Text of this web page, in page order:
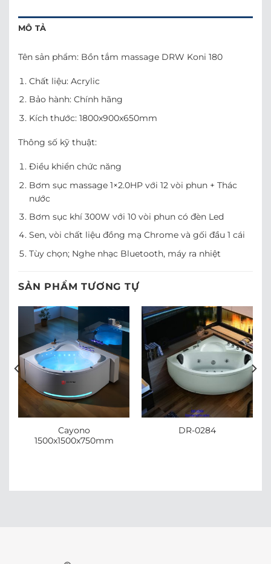
MÔ TẢ
Tên sản phẩm: Bồn tắm massage DRW Koni 180
Chất liệu: Acrylic
Bảo hành: Chính hãng
Kích thước: 1800x900x650mm
Thông số kỹ thuật:
Điều khiển chức năng
Bơm sục massage 1×2.0HP với 12 vòi phun + Thác
nước
Bơm sục khí 300W với 10 vòi phun có đèn Led
Sen, vòi chất liệu đồng mạ Chrome và gối đầu 1 cái
Tùy chọn; Nghe nhạc Bluetooth, máy ra nhiệt
SẢN PHẨM TƯƠNG TỰ
Cayono
1500x1500x750mm
DR-0284